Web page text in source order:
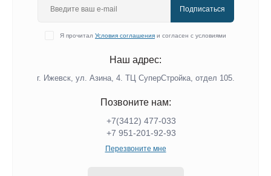
Подписаться
Я прочитал Условия соглашения и согласен с условиями
Наш адрес:
г. Ижевск, ул. Азина, 4. ТЦ СуперСтройка, отдел 105.
Позвоните нам:
+7(3412) 477-033
+7 951-201-92-93
Перезвоните мне